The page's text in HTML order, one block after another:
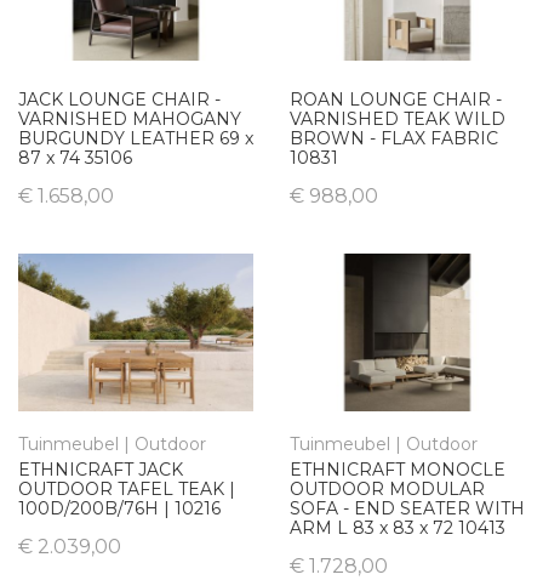
JACK LOUNGE CHAIR -
VARNISHED MAHOGANY
BURGUNDY LEATHER 69 x
87 x 74 35106
€ 1.658,00
ROAN LOUNGE CHAIR -
VARNISHED TEAK WILD
BROWN - FLAX FABRIC
10831
€ 988,00
Tuinmeubel | Outdoor
ETHNICRAFT JACK
OUTDOOR TAFEL TEAK |
100D/200B/76H | 10216
€ 2.039,00
Tuinmeubel | Outdoor
ETHNICRAFT MONOCLE
OUTDOOR MODULAR
SOFA - END SEATER WITH
ARM L 83 x 83 x 72 10413
€ 1.728,00